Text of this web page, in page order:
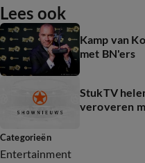
Lees ook
Kamp van
met BN'ers
StukTV
veroveren
Categorieën
Entertainment